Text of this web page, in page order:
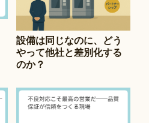
設備は同じなのに、どう
やって他社と差別化する
のか？